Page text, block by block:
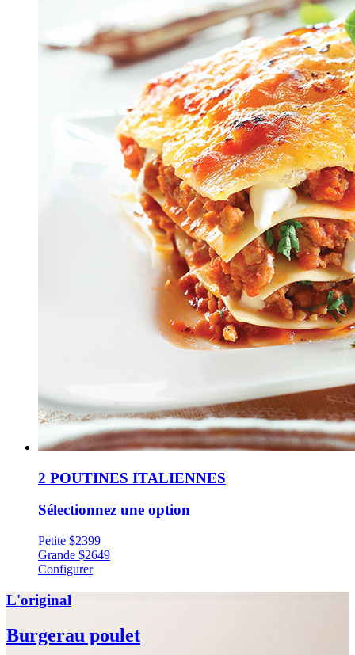
2 POUTINES ITALIENNES
Sélectionnez une option
Petite $2399
Grande $2649
Configurer
L'original
Burgerau poulet